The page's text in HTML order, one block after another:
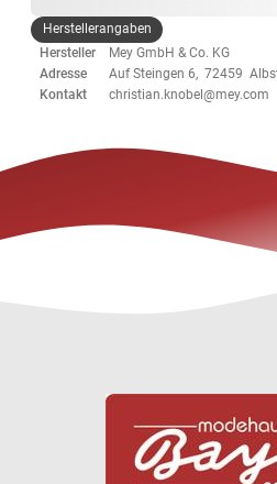
Herstellerangaben
Hersteller
Mey GmbH & Co. KG
Adresse
Auf Steingen 6, 72459
Kontakt
christian.knobel@mey.com